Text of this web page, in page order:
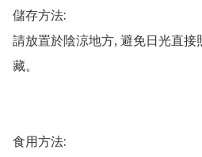
儲存方法:
請放置於陰涼地方, 避免日光直
藏。
食用方法: